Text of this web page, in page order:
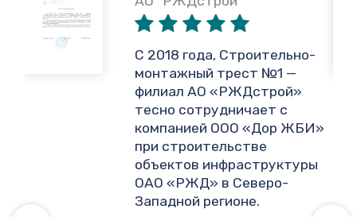
С 2018 года, Строительно-
монтажный трест №1 —
филиал АО «РЖДстрой»
тесно сотрудничает с
компанией ООО «Дор ЖБИ»
при строительстве
объектов инфраструктуры
ОАО «РЖД» в Северо-
Западной регионе.